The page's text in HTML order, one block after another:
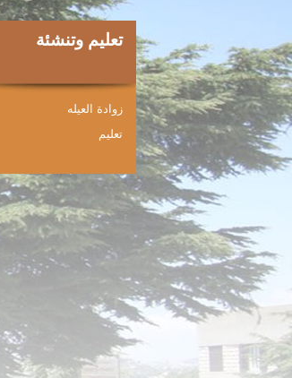
تعليم وتنشئة
زوادة العيله
ﺗﻌﻠﻴﻢ